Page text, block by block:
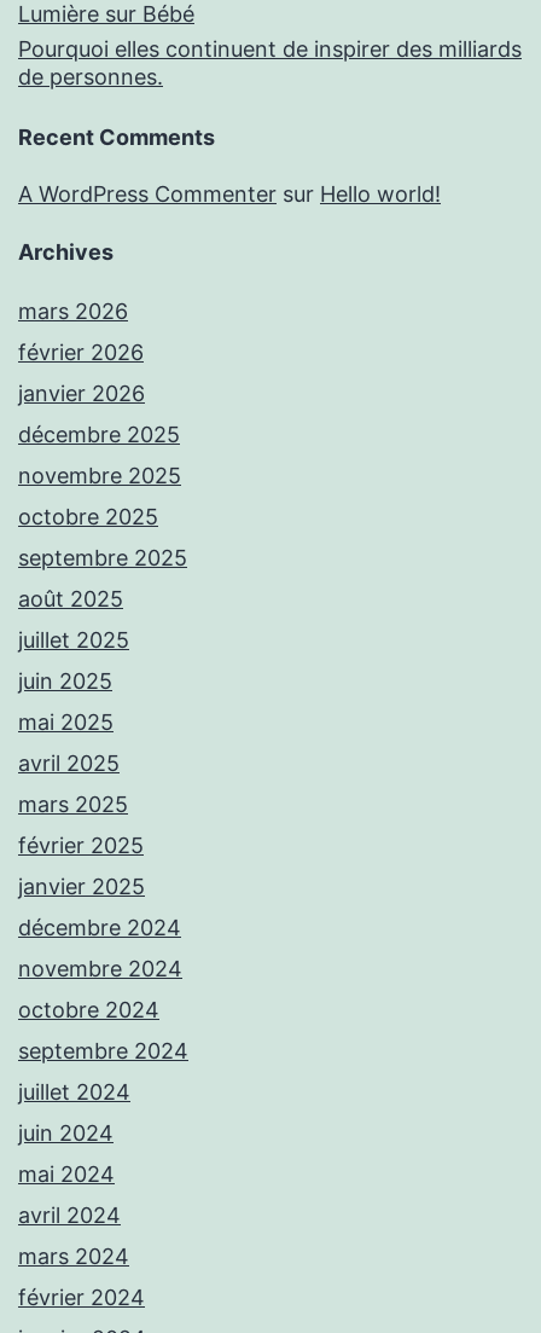
Lumière sur Bébé
Pourquoi elles continuent de inspirer des milliards
de personnes.
Recent Comments
A WordPress Commenter sur Hello world!
Archives
mars 2026
février 2026
janvier 2026
décembre 2025
novembre 2025
octobre 2025
septembre 2025
août 2025
juillet 2025
juin 2025
mai 2025
avril 2025
mars 2025
février 2025
janvier 2025
décembre 2024
novembre 2024
octobre 2024
septembre 2024
juillet 2024
juin 2024
mai 2024
avril 2024
mars 2024
février 2024